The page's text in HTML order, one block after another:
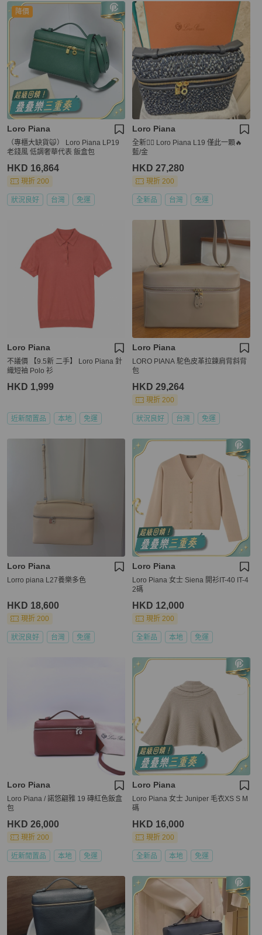
降價
Loro Piana
（專櫃大缺貨🙀） Loro Piana LP19
老錢風 低調奢華代表 飯盒包
HKD 16,864
現折 200
狀況良好 台灣 免運
Loro Piana
全新👍🏻 Loro Piana L19 僅此一顆🔥
藍/金
HKD 27,280
現折 200
全新品 台灣 免運
Loro Piana
不議價 【9.5新 二手】 Loro Piana 針
織短袖 Polo 衫
HKD 1,999
近新閒置品 本地 免運
Loro Piana
LORO PIANA 駝色皮革拉鍊肩背斜背
包
HKD 29,264
現折 200
狀況良好 台灣 免運
Loro Piana
Lorro piana L27養樂多色
HKD 18,600
現折 200
狀況良好 台灣 免運
Loro Piana
Loro Piana 女士 Siena 開衫IT-40 IT-4
2碼
HKD 12,000
現折 200
全新品 本地 免運
Loro Piana
Loro Piana / 諾悠翩雅 19 磚紅色飯盒
包
HKD 26,000
現折 200
近新閒置品 本地 免運
Loro Piana
Loro Piana 女士 Juniper 毛衣XS S M
碼
HKD 16,000
現折 200
全新品 本地 免運